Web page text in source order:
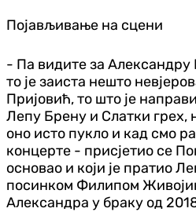
Појављивање на сцени
- Па видите за Александру
то је заиста нешто
Пријовић, то што је
Лепу Брену и Слатки грех,
оно исто пукло и кад смо
концерте - присјетио се
основао и који је пратио
посинком Филипом
Александра у браку од